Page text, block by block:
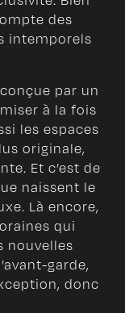
des
intemporels
par un
à la fois
les espaces
originale,
Et c’est de
naissent le
Là encore,
qui
nouvelles
garde,
donc